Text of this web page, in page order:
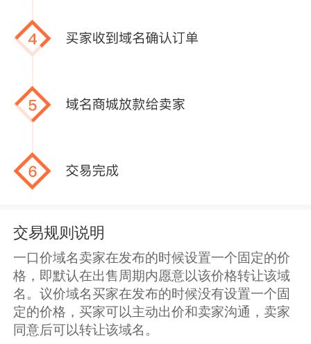
交易规则说明
一口价域名卖家在发布的时候设置一个固定的价
格，即默认在出售周期内愿意以该价格转让该域
名。议价域名买家在发布的时候没有设置一个固
定的价格，买家可以主动出价和卖家沟通，卖家
同意后可以转让该域名。